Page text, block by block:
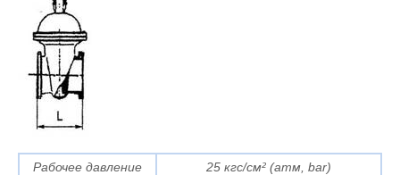
Рабочее давление
25 кгс/см² (атм, bar)